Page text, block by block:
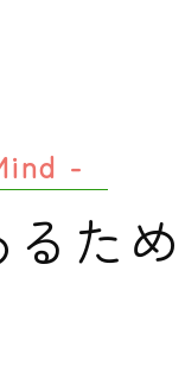
るた
-
た
して
るた
-